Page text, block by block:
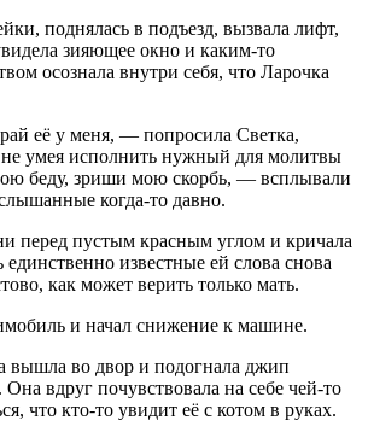
поднялась в подъезд, вызвала лифт,
зияющее окно и каким-то
осознала внутри себя, что Ларочка
её у меня, — попросила Светка,
умея исполнить нужный для молитвы
беду, зриши мою скорбь, — всплывали
когда-то давно.
перед пустым красным углом и кричала
известные ей слова снова
как может верить только мать.
и начал снижение к машине.
вышла во двор и подогнала джип
вдруг почувствовала на себе чей-то
что кто-то увидит её с котом в руках.